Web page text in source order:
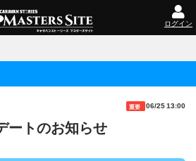
ログイン
重要 06/25 13:00
ートのお知らせ